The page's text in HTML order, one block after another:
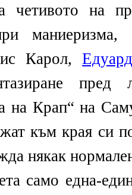
четивото на
маниеризма,
Карол,
на Крап“ на
към края си
някак
само една-